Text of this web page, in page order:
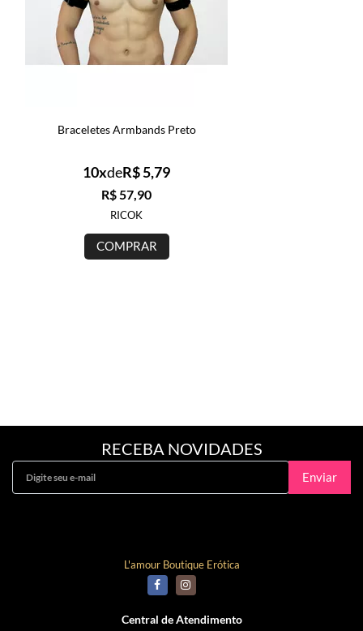
Braceletes Armbands Preto
R$ 57,90
10xdeR$ 5,79
RICOK
COMPRAR
RECEBA NOVIDADES
Enviar
L'amour Boutique Erótica
Central de Atendimento